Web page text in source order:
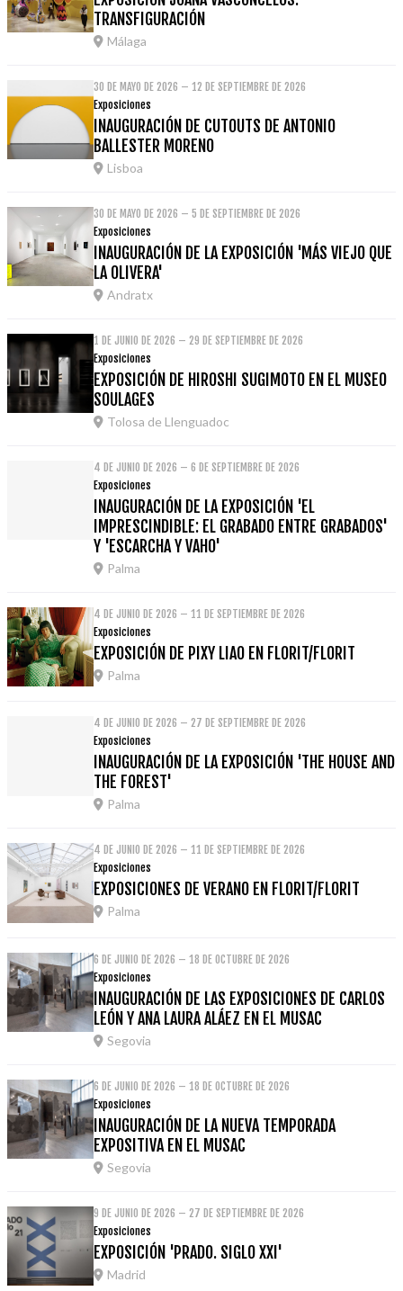
TRANSFIGURACIÓN
Málaga
30 DE MAYO DE 2026 – 12 DE SEPTIEMBRE DE 2026
Exposiciones
INAUGURACIÓN DE CUTOUTS DE ANTONIO
BALLESTER MORENO
Lisboa
30 DE MAYO DE 2026 – 5 DE SEPTIEMBRE DE 2026
Exposiciones
INAUGURACIÓN DE LA EXPOSICIÓN 'MÁS VIEJO QUE
LA OLIVERA'
Andratx
1 DE JUNIO DE 2026 – 29 DE SEPTIEMBRE DE 2026
Exposiciones
EXPOSICIÓN DE HIROSHI SUGIMOTO EN EL MUSEO
SOULAGES
Tolosa de Llenguadoc
4 DE JUNIO DE 2026 – 6 DE SEPTIEMBRE DE 2026
Exposiciones
INAUGURACIÓN DE LA EXPOSICIÓN 'EL
IMPRESCINDIBLE: EL GRABADO ENTRE GRABADOS'
Y 'ESCARCHA Y VAHO'
Palma
4 DE JUNIO DE 2026 – 11 DE SEPTIEMBRE DE 2026
Exposiciones
EXPOSICIÓN DE PIXY LIAO EN FLORIT/FLORIT
Palma
4 DE JUNIO DE 2026 – 27 DE SEPTIEMBRE DE 2026
Exposiciones
INAUGURACIÓN DE LA EXPOSICIÓN 'THE HOUSE AND
THE FOREST'
Palma
4 DE JUNIO DE 2026 – 11 DE SEPTIEMBRE DE 2026
Exposiciones
EXPOSICIONES DE VERANO EN FLORIT/FLORIT
Palma
6 DE JUNIO DE 2026 – 18 DE OCTUBRE DE 2026
Exposiciones
INAUGURACIÓN DE LAS EXPOSICIONES DE CARLOS
LEÓN Y ANA LAURA ALÁEZ EN EL MUSAC
Segovia
6 DE JUNIO DE 2026 – 18 DE OCTUBRE DE 2026
Exposiciones
INAUGURACIÓN DE LA NUEVA TEMPORADA
EXPOSITIVA EN EL MUSAC
Segovia
9 DE JUNIO DE 2026 – 27 DE SEPTIEMBRE DE 2026
Exposiciones
EXPOSICIÓN 'PRADO. SIGLO XXI'
Madrid